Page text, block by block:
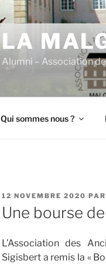
LA
Alumni – Association
Qui sommes nous ?
PUBLIÉ
LE
12 NOVEMBRE 2020 PAR
Une bourse
L’Association des
Sigisbert a remis la «